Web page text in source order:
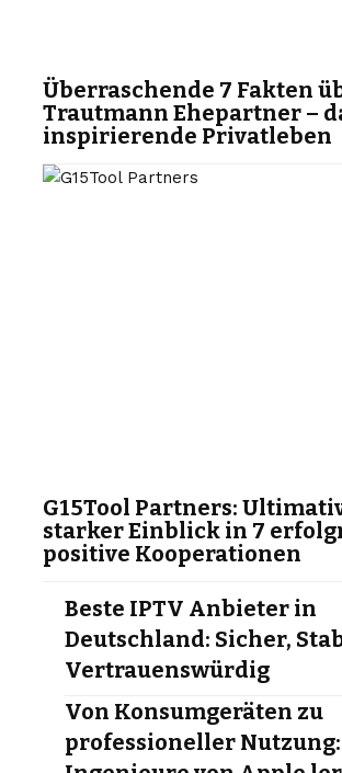
Überraschende 7 Fakten
Trautmann Ehepartner –
inspirierende Privatleben
G15Tool Partners:
starker Einblick in 7
positive Kooperationen
Beste IPTV Anbieter in
Deutschland: Sicher,
Vertrauenswürdig
Von Konsumgeräten zu
professioneller Nutzung: